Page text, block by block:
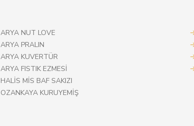
ARYA NUT LOVE
ARYA PRALIN
ARYA KUVERTÜR
ARYA FISTIK EZMESİ
HALİS MİS BAF SAKIZI
OZANKAYA KURUYEMİŞ